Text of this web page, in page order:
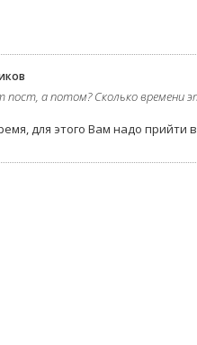
пост, а потом? Сколько времени
для этого Вам надо прийти